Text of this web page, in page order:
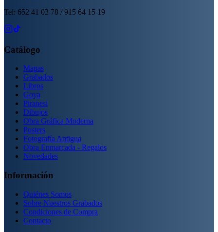
Tel: 652 41 03 78 / 915 64 15 19
Catálogo
Mapas
Grabados
Libros
Goya
Piranesi
Dibujos
Obra Gráfica Moderna
Posters
Fotografía Antigua
Obra Enmarcada - Regalos
Novedades
Información
Quiénes Somos
Sobre Nuestros Grabados
Condiciones de Compra
Contacto